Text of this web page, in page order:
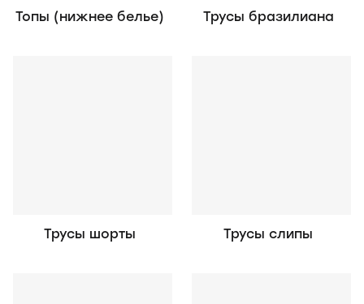
Топы (нижнее белье) Трусы бразилиана
Трусы шорты Трусы слипы